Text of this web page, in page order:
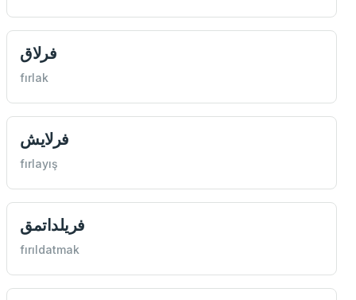
فرلاق
fırlak
فرلايش
fırlayış
فريلداتمق
fırıldatmak